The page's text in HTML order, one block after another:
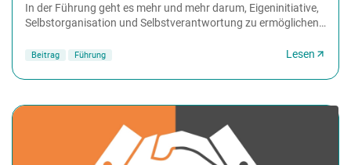
In der Führung geht es mehr und mehr darum, Eigeninitiative,
Selbstorganisation und Selbstverantwortung zu ermöglichen.
Beitrag Führung Lesen